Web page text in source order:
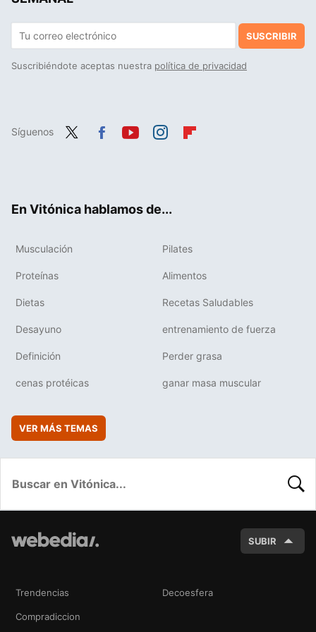
SUSCRIBIR
Suscribiéndote aceptas nuestra política de privacidad
Síguenos
En Vitónica hablamos de...
Musculación Pilates
Proteínas Alimentos
Dietas Recetas Saludables
Desayuno entrenamiento de fuerza
Definición Perder grasa
cenas protéicas ganar masa muscular
VER MÁS TEMAS
SUBIR
Trendencias Decoesfera
Compradiccion